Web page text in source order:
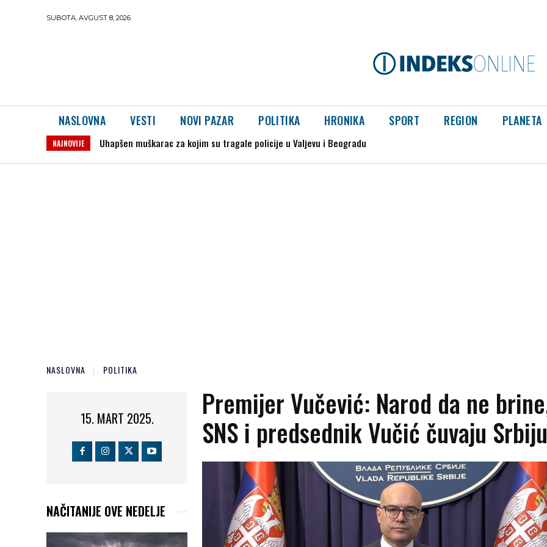
SUBOTA, AVGUST 8, 2026
NASLOVNA VESTI NOVI PAZAR POLITIKA HRONIKA SPORT REGION PLANETA
NAJNOVIJE Uhapšen muškarac za kojim su tragale policije u Valjevu i Beogradu
Severina iz Jajca: „Nema dalje bez priznanja genocida u Srebrenici“
NASLOVNA POLITIKA
15. MART 2025.
NAČITANIJE OVE NEDELJE
Premijer Vučević: Narod da ne
SNS i predsednik Vučić čuvaju